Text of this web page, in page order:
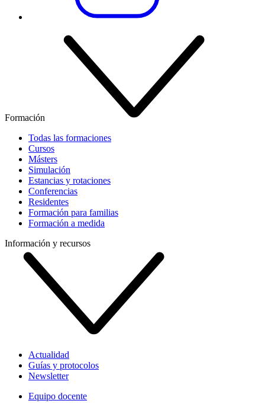
Formación
Todas las formaciones
Cursos
Másters
Simulación
Estancias y rotaciones
Conferencias
Residentes
Formación para familias
Formación a medida
Información y recursos
Actualidad
Guías y protocolos
Newsletter
Equipo docente